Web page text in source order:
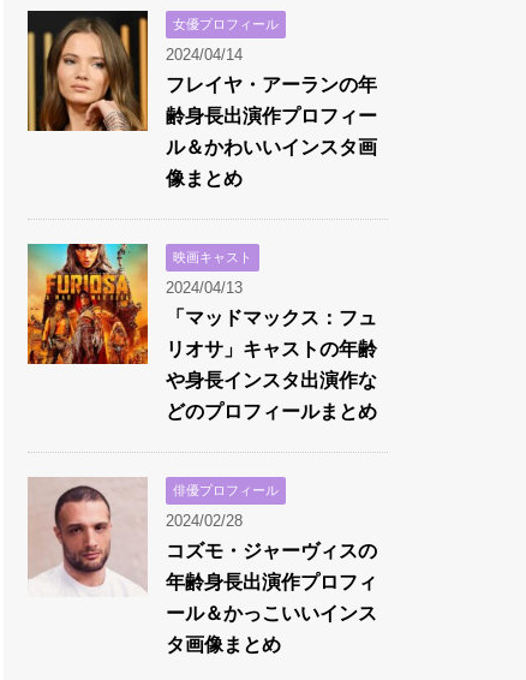
女優プロフィール
2024/04/14
フレイヤ・アーランの年
齢身長出演作プロフィー
ル＆かわいいインスタ画
像まとめ
映画キャスト
2024/04/13
「マッドマックス：フュ
リオサ」キャストの年齢
や身長インスタ出演作な
どのプロフィールまとめ
俳優プロフィール
2024/02/28
コズモ・ジャーヴィスの
年齢身長出演作プロフィ
ール＆かっこいいインス
タ画像まとめ